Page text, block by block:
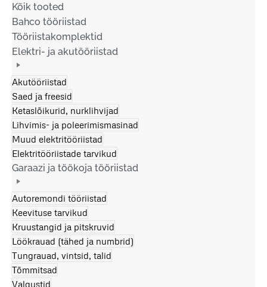
Kõik tooted
Bahco tööriistad
Tööriistakomplektid
Elektri- ja akutööriistad
Akutööriistad
Saed ja freesid
Ketaslõikurid, nurklihvijad
Lihvimis- ja poleerimismasinad
Muud elektritööriistad
Elektritööriistade tarvikud
Garaazi ja töökoja tööriistad
Autoremondi tööriistad
Keevituse tarvikud
Kruustangid ja pitskruvid
Löökrauad (tähed ja numbrid)
Tungrauad, vintsid, talid
Tõmmitsad
Valgustid